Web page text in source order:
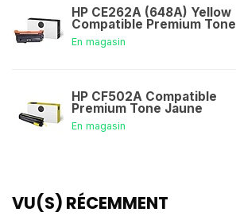
HP CE262A (648A) Yellow
Compatible Premium Tone
En magasin
HP CF502A Compatible
Premium Tone Jaune
En magasin
VU(S) RÉCEMMENT